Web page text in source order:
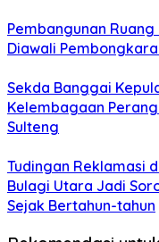
Pembangunan Ruang
Diawali
Sekda Banggai
Kelembagaan
Sulteng
Tudingan Reklamasi
Bulagi Utara Jadi
Sejak Bertahun-tahun